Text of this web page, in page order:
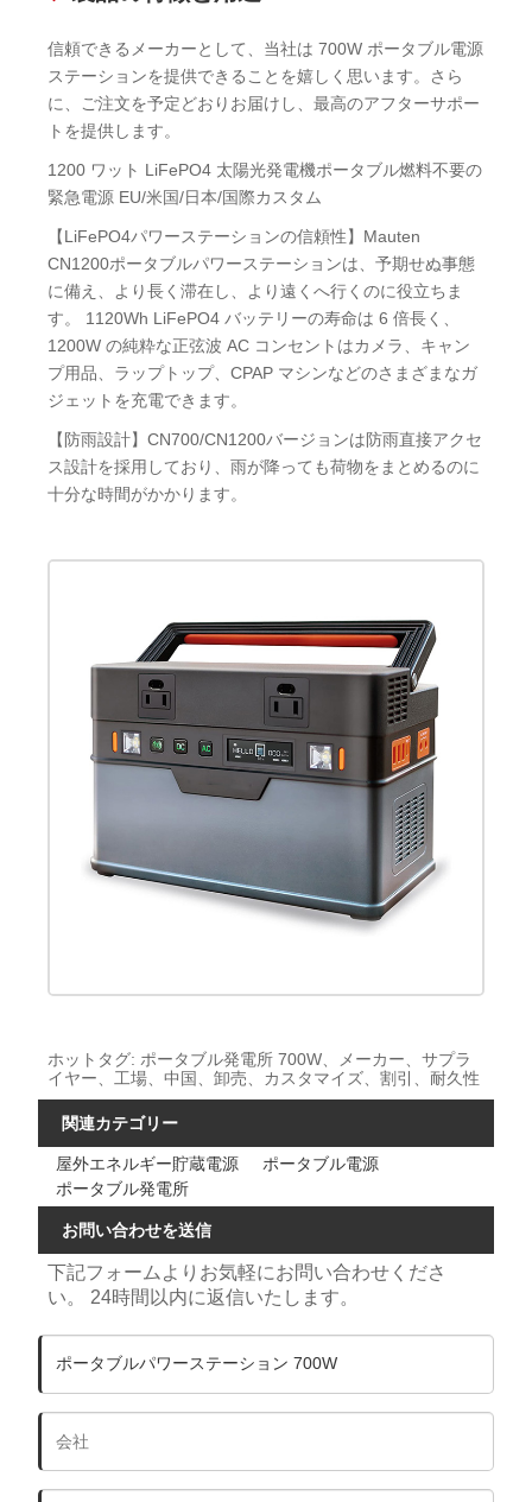
信頼できるメーカーとして、当社は 700W ポータブル電源
ステーションを提供できることを嬉しく思います。さら
に、ご注文を予定どおりお届けし、最高のアフターサポー
トを提供します。
1200 ワット LiFePO4 太陽光発電機ポータブル燃料不要の
緊急電源 EU/米国/日本/国際カスタム
【LiFePO4パワーステーションの信頼性】Mauten
CN1200ポータブルパワーステーションは、予期せぬ事態
に備え、より長く滞在し、より遠くへ行くのに役立ちま
す。 1120Wh LiFePO4 バッテリーの寿命は 6 倍長く、
1200W の純粋な正弦波 AC コンセントはカメラ、キャン
プ用品、ラップトップ、CPAP マシンなどのさまざまなガ
ジェットを充電できます。
【防雨設計】CN700/CN1200バージョンは防雨直接アクセ
ス設計を採用しており、雨が降っても荷物をまとめるのに
十分な時間がかかります。
ホットタグ: ポータブル発電所 700W、メーカー、サプラ
イヤー、工場、中国、卸売、カスタマイズ、割引、耐久性
関連カテゴリー
屋外エネルギー貯蔵電源
ポータブル電源
ポータブル発電所
お問い合わせを送信
下記フォームよりお気軽にお問い合わせくださ
い。 24時間以内に返信いたします。